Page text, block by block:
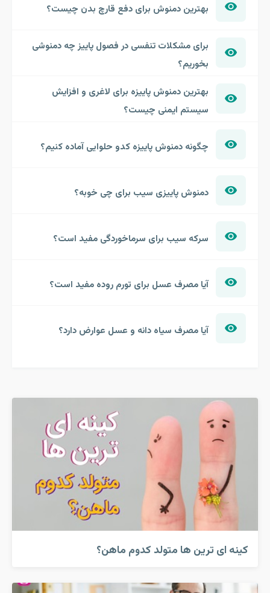
بهترین دمنوش برای دفع قارچ بدن چیست؟
برای مشکلات تنفسی در فصول پاییز چه دمنوشی
بخوریم؟
بهترین دمنوش پاییزه برای لاغری و افزایش
سیستم ایمنی چیست؟
چگونه دمنوش پاییزه کدو حلوایی آماده کنیم؟
دمنوش پاییزی سیب برای چی خوبه؟
سرکه سیب برای سرماخوردگی مفید است؟
آیا مصرف عسل برای تورم روده مفید است؟
آیا مصرف سیاه دانه و عسل عوارض دارد؟
کینه ای ترین ها متولد کدوم ماهن؟